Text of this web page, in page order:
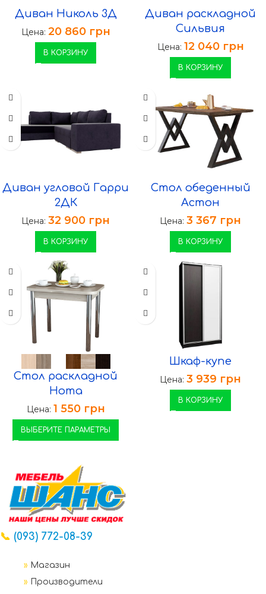
Диван Николь 3Д
Цена: 20 860 грн
В КОРЗИНУ
Диван раскладной
Сильвия
Цена: 12 040 грн
В КОРЗИНУ
Диван угловой Гарри
2ДК
Цена: 32 900 грн
В КОРЗИНУ
Стол обеденный
Астон
Цена: 3 367 грн
В КОРЗИНУ
Стол раскладной
Нота
Цена: 1 550 грн
ВЫБЕРИТЕ ПАРАМЕТРЫ
Шкаф-купе
Цена: 3 939 грн
В КОРЗИНУ
📞 (093) 772-08-39
» Магазин
»
Производители